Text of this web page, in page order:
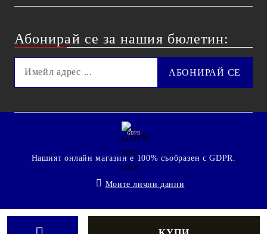
Абонирай се за нашия бюлетин:
GDPR
Нашият онлайн магазин е 100% съобразен с GDPR.
Моите лични данни